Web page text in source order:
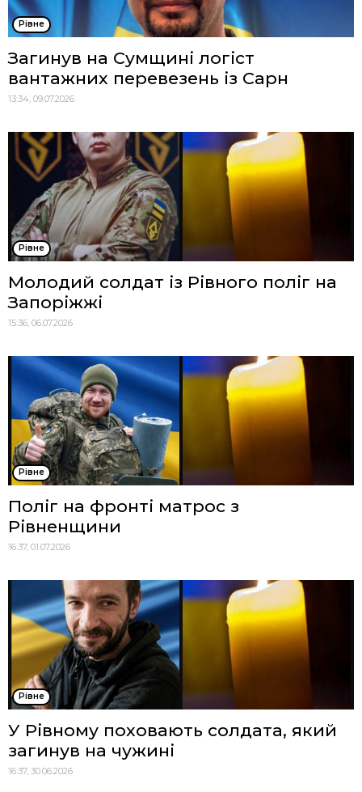
Рівне
Загинув на Сумщині логіст
вантажних перевезень із Сарн
13:34, 09.07.2026
Рівне
Молодий солдат із Рівного поліг на
Запоріжжі
15:36, 06.07.2026
Рівне
Поліг на фронті матрос з
Рівненщини
16:37, 01.07.2026
Рівне
У Рівному поховають солдата, який
загинув на чужині
16:37, 30.06.2026